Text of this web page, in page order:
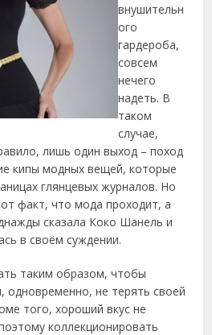
внушительн
ого
гардероба,
совсем
нечего
надеть. В
таком
случае,
лишь один выход – поход
кипы модных вещей, которые
глянцевых журналов. Но
факт, что мода проходит, а
сказала Коко Шанель и
в своём суждении.
таким образом, чтобы
одновременно, не терять своей
того, хороший вкус не
коллекционировать